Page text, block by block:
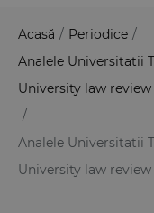
Acasă / Periodice /
Analele Universitatii
University law review
/
Analele Universitatii
University law review